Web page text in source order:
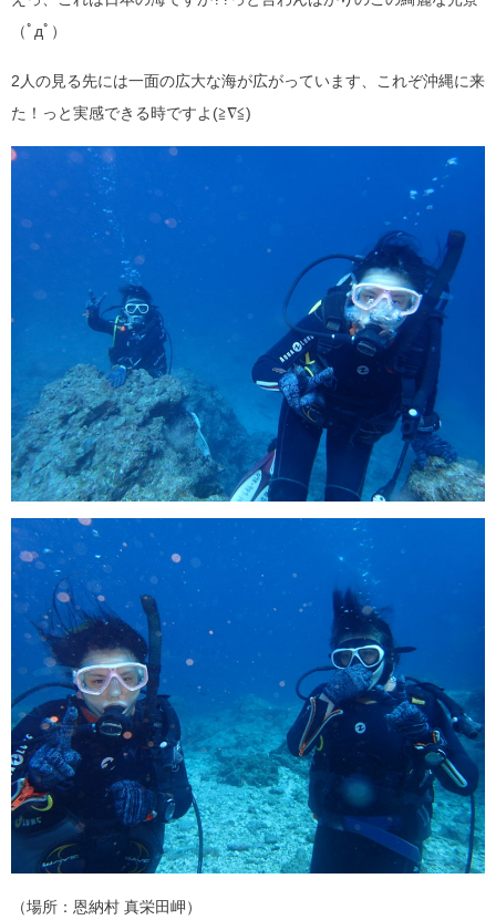
（ﾟдﾟ）
2人の見る先には一面の広大な海が広がっています、これぞ沖縄に来
た！っと実感できる時ですよ(≧∇≦)
（場所：恩納村 真栄田岬）